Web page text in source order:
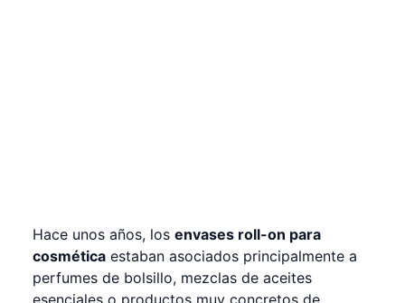
Por qué el formato roll-on ha ganado
La experiencia de aplicación se ha convertido
Qué tipos de productos suelen funcionar
Cuándo un roll-on puede ser mejor que un
Hace unos años, los envases roll-on para
cosmética estaban asociados principalmente a
perfumes de bolsillo, mezclas de aceites
esenciales o productos muy concretos de